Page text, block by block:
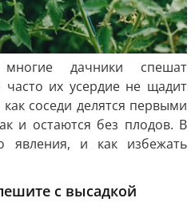
дачники спешат
часто их усердие не щадит
соседи делятся первыми
и остаются без плодов. В
явления, и как избежать
с высадкой